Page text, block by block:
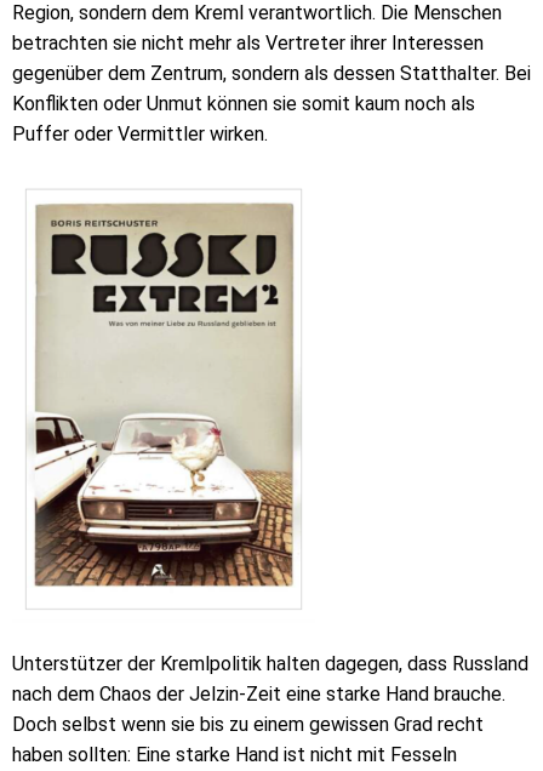
Region, sondern dem Kreml verantwortlich. Die Menschen
betrachten sie nicht mehr als Vertreter ihrer Interessen
gegenüber dem Zentrum, sondern als dessen Statthalter. Bei
Konflikten oder Unmut können sie somit kaum noch als
Puffer oder Vermittler wirken.
Unterstützer der Kremlpolitik halten dagegen, dass Russland
nach dem Chaos der Jelzin-Zeit eine starke Hand brauche.
Doch selbst wenn sie bis zu einem gewissen Grad recht
haben sollten: Eine starke Hand ist nicht mit Fesseln